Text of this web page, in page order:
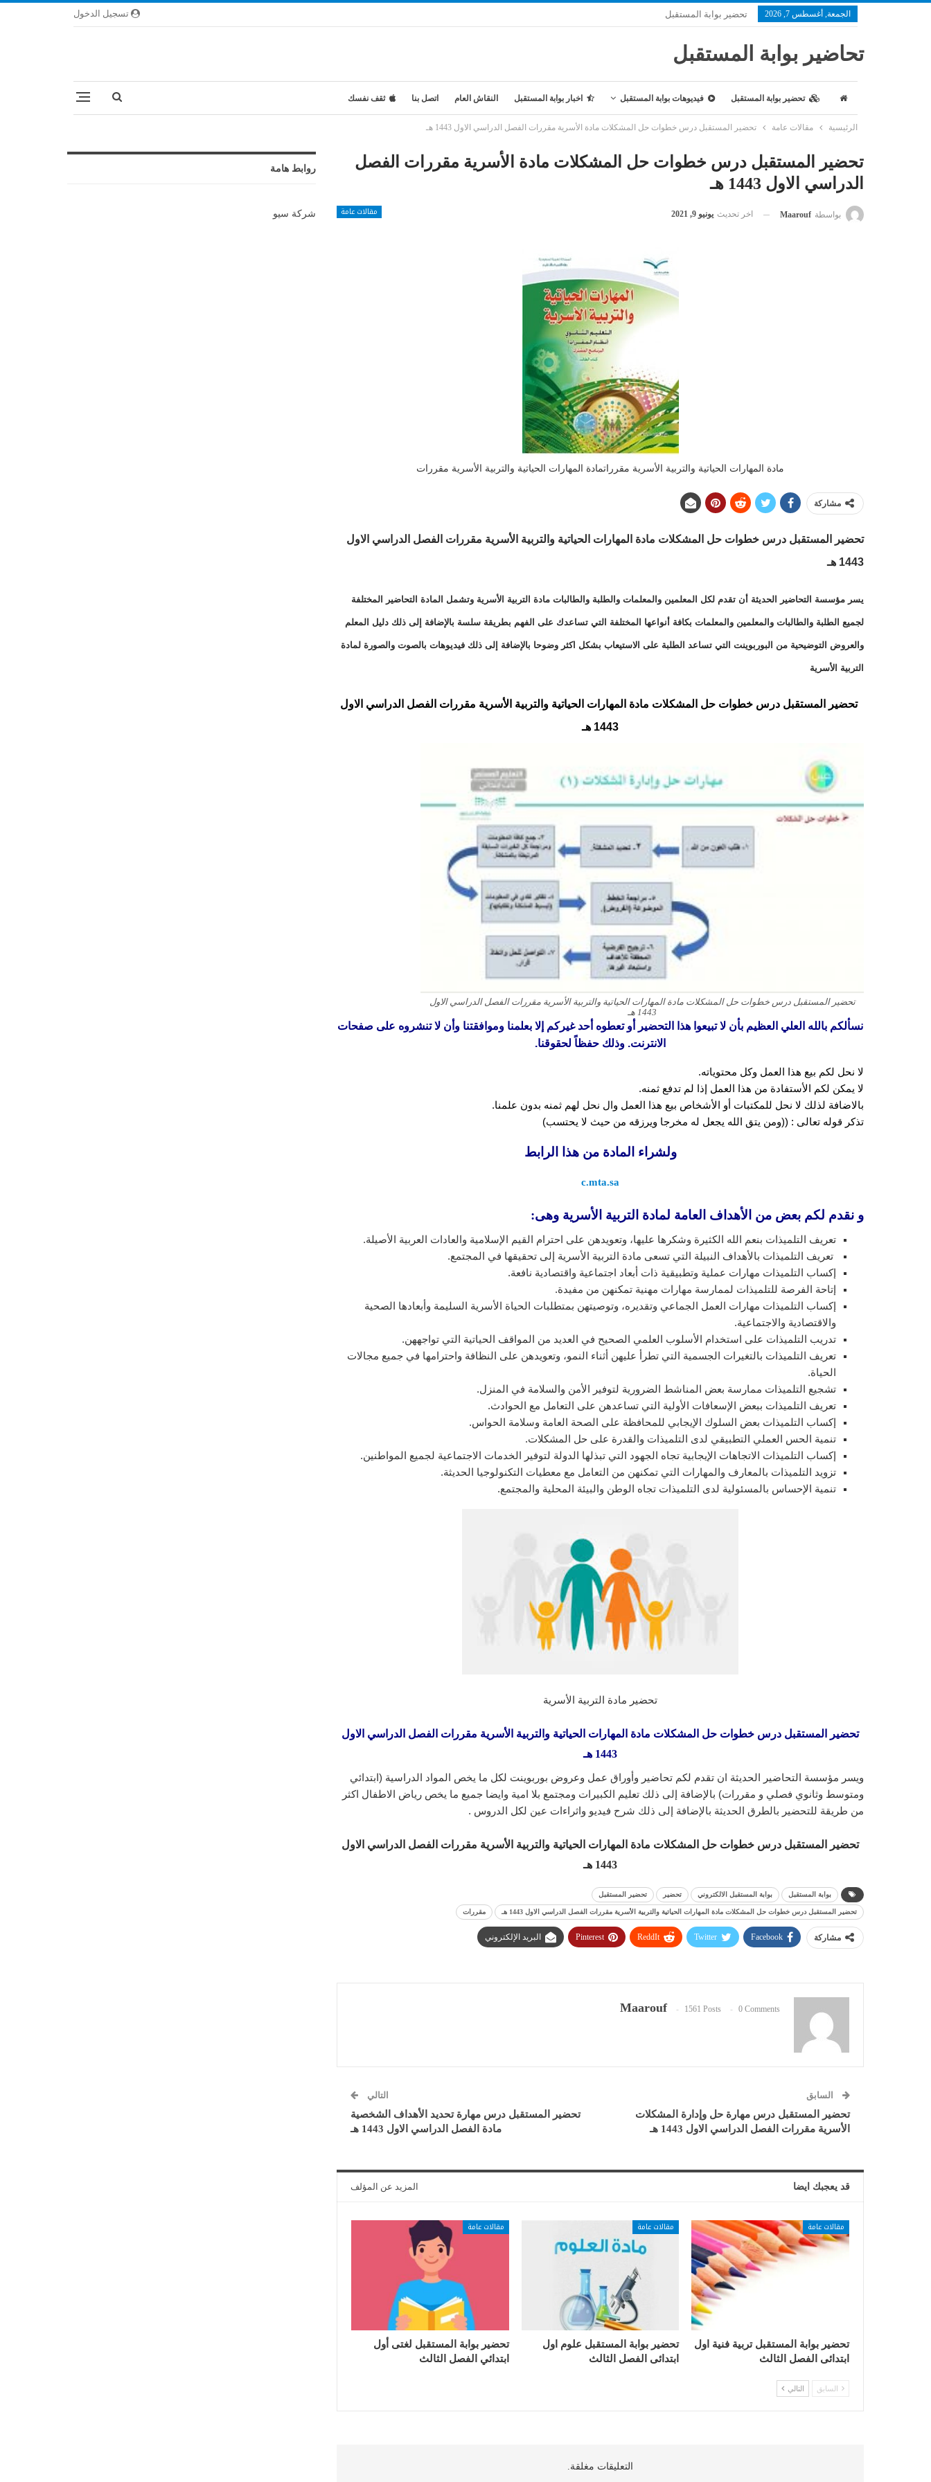
تسجيل الدخول الجمعة, أغسطس 7, 2026 تحضير بوابة المستقبل
تحاضير بوابة المستقبل
تحضير بوابة المستقبل فيديوهات بوابة المستقبل اخبار بوابة المستقبل النقاش العام اتصل بنا ثقف نفسك
الرئيسية مقالات عامة تحضير المستقبل درس خطوات حل المشكلات مادة الأسرية مقررات الفصل الدراسي الاول 1443 هـ
تحضير المستقبل درس خطوات حل المشكلات مادة الأسرية مقررات الفصل
الدراسي الاول 1443 هـ
مقالات عامة بواسطة Maarouf اخر تحديث يونيو 9, 2021
مادة المهارات الحياتية والتربية الأسرية مقرراتمادة المهارات الحياتية والتربية الأسرية مقررات
مشاركة
تحضير المستقبل درس خطوات حل المشكلات مادة المهارات الحياتية والتربية الأسرية مقررات الفصل الدراسي الاول
1443 هـ
يسر مؤسسة التحاضير الحديثة أن تقدم لكل المعلمين والمعلمات والطلبة والطالبات مادة التربية الأسرية وتشمل المادة التحاضير المختلفة
لجميع الطلبة والطالبات والمعلمين والمعلمات بكافة أنواعها المختلفة التي تساعدك على الفهم بطريقة سلسة بالإضافة إلى ذلك دليل المعلم
والعروض التوضيحية من البوربوينت التي تساعد الطلبة على الاستيعاب بشكل اكثر وضوحا بالإضافة إلى ذلك فيديوهات بالصوت والصورة لمادة
التربية الأسرية
تحضير المستقبل درس خطوات حل المشكلات مادة المهارات الحياتية والتربية الأسرية مقررات الفصل الدراسي الاول
1443 هـ
تحضير المستقبل درس خطوات حل المشكلات مادة المهارات الحياتية والتربية الأسرية مقررات الفصل الدراسي الاول
1443 هـ
نسألكم بالله العلي العظيم بأن لا تبيعوا هذا التحضير أو تعطوه أحد غيركم إلا بعلمنا وموافقتنا وأن لا تنشروه على صفحات
الانترنت. وذلك حفظاً لحقوقنا.
لا نحل لكم بيع هذا العمل وكل محتوياته.
لا يمكن لكم الأستفادة من هذا العمل إذا لم تدفع ثمنه.
بالاضافة لذلك لا نحل للمكتبات أو الأشخاص بيع هذا العمل وال نحل لهم ثمنه بدون علمنا.
تذكر قوله تعالى : ((ومن يتق الله يجعل له مخرجا ويرزقه من حيث لا يحتسب)
ولشراء المادة من هذا الرابط
c.mta.sa
و نقدم لكم بعض من الأهداف العامة لمادة التربية الأسرية وهى:
تعريف التلميذات بنعم الله الكثيرة وشكرها عليها، وتعويدهن على احترام القيم الإسلامية والعادات العربية الأصيلة.
تعريف التلميذات بالأهداف النبيلة التي تسعى مادة التربية الأسرية إلى تحقيقها في المجتمع.
إكساب التلميذات مهارات عملية وتطبيقية ذات أبعاد اجتماعية واقتصادية نافعة.
إتاحة الفرصة للتلميذات لممارسة مهارات مهنية تمكنهن من مفيدة.
إكساب التلميذات مهارات العمل الجماعي وتقديره، وتوصيتهن بمتطلبات الحياة الأسرية السليمة وأبعادها الصحية
والاقتصادية والاجتماعية.
تدريب التلميذات على استخدام الأسلوب العلمي الصحيح في العديد من المواقف الحياتية التي تواجههن.
تعريف التلميذات بالتغيرات الجسمية التي تطرأ عليهن أثناء النمو، وتعويدهن على النظافة واحترامها في جميع مجالات
الحياة.
تشجيع التلميذات ممارسة بعض المناشط الضرورية لتوفير الأمن والسلامة في المنزل.
تعريف التلميذات ببعض الإسعافات الأولية التي تساعدهن على التعامل مع الحوادث.
إكساب التلميذات بعض السلوك الإيجابي للمحافظة على الصحة العامة وسلامة الحواس.
تنمية الحس العملي التطبيقي لدى التلميذات والقدرة على حل المشكلات.
إكساب التلميذات الاتجاهات الإيجابية تجاه الجهود التي تبذلها الدولة لتوفير الخدمات الاجتماعية لجميع المواطنين.
تزويد التلميذات بالمعارف والمهارات التي تمكنهن من التعامل مع معطيات التكنولوجيا الحديثة.
تنمية الإحساس بالمسئولية لدى التلميذات تجاه الوطن والبيئة المحلية والمجتمع.
تحضير مادة التربية الأسرية
تحضير المستقبل درس خطوات حل المشكلات مادة المهارات الحياتية والتربية الأسرية مقررات الفصل الدراسي الاول
1443 هـ
ويسر مؤسسة التحاضير الحديثة ان تقدم لكم تحاضير وأوراق عمل وعروض بوربوينت لكل ما يخص المواد الدراسية (ابتدائي
ومتوسط وثانوي فصلي و مقررات) بالإضافة إلى ذلك تعليم الكبيرات ومجتمع بلا امية وايضا جميع ما يخص رياض الاطفال اكثر
من طريقة للتحضير بالطرق الحديثة بالإضافة إلى ذلك شرح فيديو واثراءات عين لكل الدروس .
تحضير المستقبل درس خطوات حل المشكلات مادة المهارات الحياتية والتربية الأسرية مقررات الفصل الدراسي الاول
1443 هـ
بوابة المستقبل بوابة المستقبل الالكتروني تحضير تحضير المستقبل
تحضير المستقبل درس خطوات حل المشكلات مادة المهارات الحياتية والتربية الأسرية مقررات الفصل الدراسي الاول 1443 هـ مقررات
مشاركة Facebook
Twitter
ReddIt
Pinterest البريد الإلكتروني
Maarouf 1561 Posts 0 Comments
السابق
تحضير المستقبل درس مهارة حل وإدارة المشكلات
الأسرية مقررات الفصل الدراسي الاول 1443 هـ
التالي
تحضير المستقبل درس مهارة تحديد الأهداف الشخصية
مادة الفصل الدراسي الاول 1443 هـ
قد يعجبك ايضا المزيد عن المؤلف
مقالات عامة
تحضير بوابة المستقبل تربية فنية اول
ابتدائى الفصل الثالث
مقالات عامة
تحضير بوابة المستقبل علوم اول
ابتدائى الفصل الثالث
مقالات عامة
تحضير بوابة المستقبل لغتى أول
ابتدائي الفصل الثالث
السابق التالي
التعليقات مغلقة.
روابط هامة
شركة سيو